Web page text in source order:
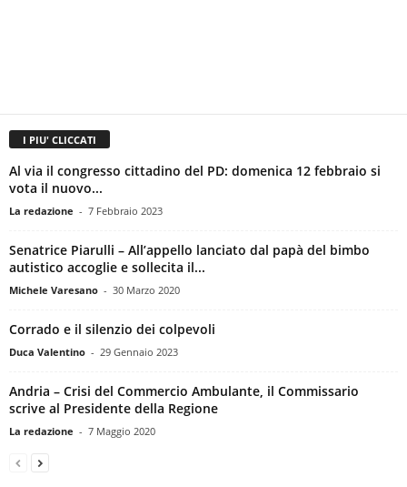
I PIU' CLICCATI
Al via il congresso cittadino del PD: domenica 12 febbraio si
vota il nuovo...
La redazione - 7 Febbraio 2023
Senatrice Piarulli – All’appello lanciato dal papà del bimbo
autistico accoglie e sollecita il...
Michele Varesano - 30 Marzo 2020
Corrado e il silenzio dei colpevoli
Duca Valentino - 29 Gennaio 2023
Andria – Crisi del Commercio Ambulante, il Commissario
scrive al Presidente della Regione
La redazione - 7 Maggio 2020